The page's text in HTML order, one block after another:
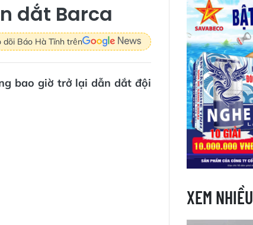
dắt Barca
dõi Báo Hà Tĩnh trên
bao giờ trở lại dẫn dắt đội
XEM NHIỀU